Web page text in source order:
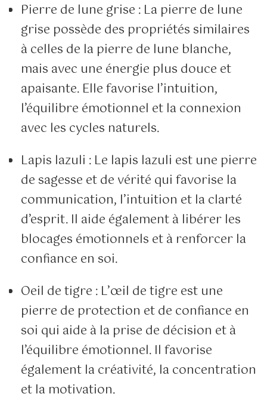
Pierre de lune grise : La pierre de lune
grise possède des propriétés similaires
à celles de la pierre de lune blanche,
mais avec une énergie plus douce et
apaisante. Elle favorise l’intuition,
l’équilibre émotionnel et la connexion
avec les cycles naturels.
Lapis lazuli : Le lapis lazuli est une pierre
de sagesse et de vérité qui favorise la
communication, l’intuition et la clarté
d’esprit. Il aide également à libérer les
blocages émotionnels et à renforcer la
confiance en soi.
Oeil de tigre : L’œil de tigre est une
pierre de protection et de confiance en
soi qui aide à la prise de décision et à
l’équilibre émotionnel. Il favorise
également la créativité, la concentration
et la motivation.